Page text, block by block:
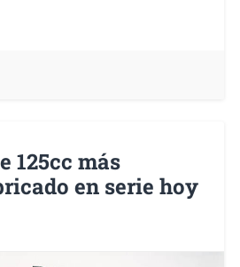
125cc más
en serie hoy